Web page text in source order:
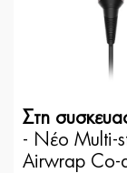
Στη
- Νέο Multi-
Airwrap